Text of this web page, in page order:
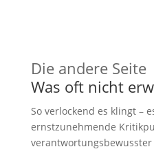
Die andere Seite
Was oft nicht
So verlockend es klingt –
ernstzunehmende